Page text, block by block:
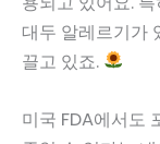
대두 알레르기가
끌고 있죠.
미국 FDA에서도